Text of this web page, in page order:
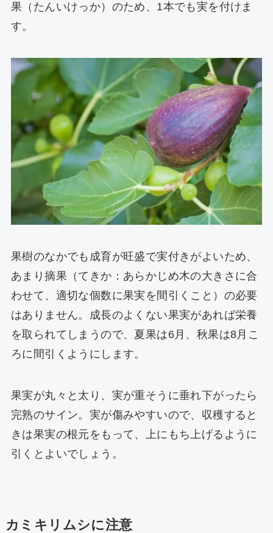
果（たんいけっか）のため、1本でも実を付けま
す。
果樹のなかでも成育が旺盛で実付きがよいため、
あまり摘果（てきか：あらかじめ木の大きさに合
わせて、適切な個数に果実を間引くこと）の必要
はありません。成長のよくない果実があれば栄養
を取られてしまうので、夏果は6月、秋果は8月こ
ろに間引くようにします。
果実が丸々と太り、実が重そうに垂れ下がったら
完熟のサイン。実が傷みやすいので、収穫すると
きは果実の根元をもって、上にもち上げるように
引くとよいでしょう。
カミキリムシに注意